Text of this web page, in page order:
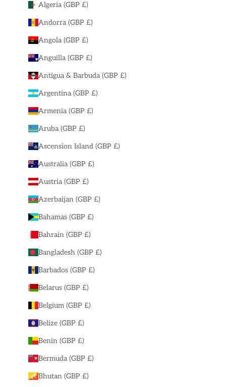
Algeria (GBP £)
Andorra (GBP £)
Angola (GBP £)
Anguilla (GBP £)
Antigua & Barbuda (GBP £)
Argentina (GBP £)
Armenia (GBP £)
Aruba (GBP £)
Ascension Island (GBP £)
Australia (GBP £)
Austria (GBP £)
Azerbaijan (GBP £)
Bahamas (GBP £)
Bahrain (GBP £)
Bangladesh (GBP £)
Barbados (GBP £)
Belarus (GBP £)
Belgium (GBP £)
Belize (GBP £)
Benin (GBP £)
Bermuda (GBP £)
Bhutan (GBP £)